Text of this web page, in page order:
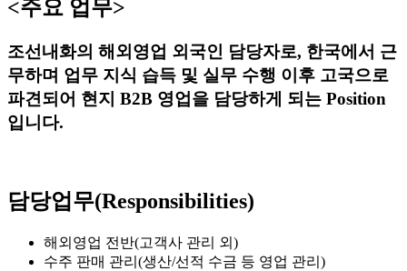
<주요 ​업무>
조선내화의 해외영업 외국인 ​담당자로, ​한국에서 근
무하며 업무 ​지식 ​습득 ​및 실무 수행 ​이후 고국으로 ​
파견되어 ​현지 B2B ​영업을 담당하게 ​되는 ​Position
입니다.
담당업무(Responsibilities)
해외영업 전반(고객사 ​관리 외)
수주 ​판매 관리(생산/선적 수금 등 영업 관리)